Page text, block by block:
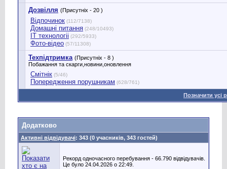
Дозвілля (Присутніх - 20 )
Відпочинок (112/7138)
Домашні питання (248/10493)
IT технологіі (292/5933)
Фото-відео (57/11308)
Техпідтримка (Присутніх - 8 )
Побажання та скарги,новини,оновлення
Смітнік (5/46)
Попередження порушникам (628/761)
Позначити усі
Додатково
Активні відвідувачі: 343 (0 учасників, 343 гостей)
Рекорд одночасного перебування - 66.790 відвідувачів.
Це було 24.04.2026 о 22:49.